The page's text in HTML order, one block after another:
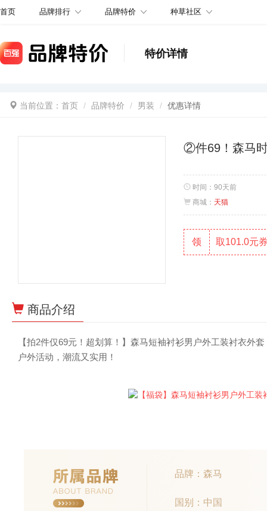
首页 品牌排行 品牌特价 种草社区
特价详情
当前位置： 首页 品牌特价 男装 优惠详情
②件69！森马
时间： 90天前
商城： 天猫
领 取101.0元
商品介绍
【拍2件仅69元！超划算！】森马短袖衬衫男户外工装衬衣外
户外活动，潮流又实用！
品牌：森马
国别：中国